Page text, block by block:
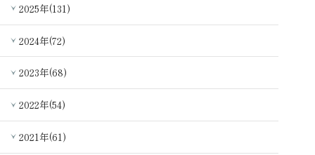
2025年(131)
2024年(72)
2023年(68)
2022年(54)
2021年(61)